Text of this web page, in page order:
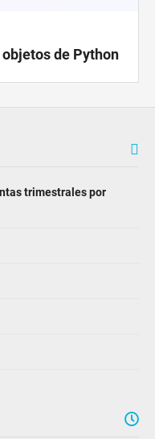
de Python
trimestrales por